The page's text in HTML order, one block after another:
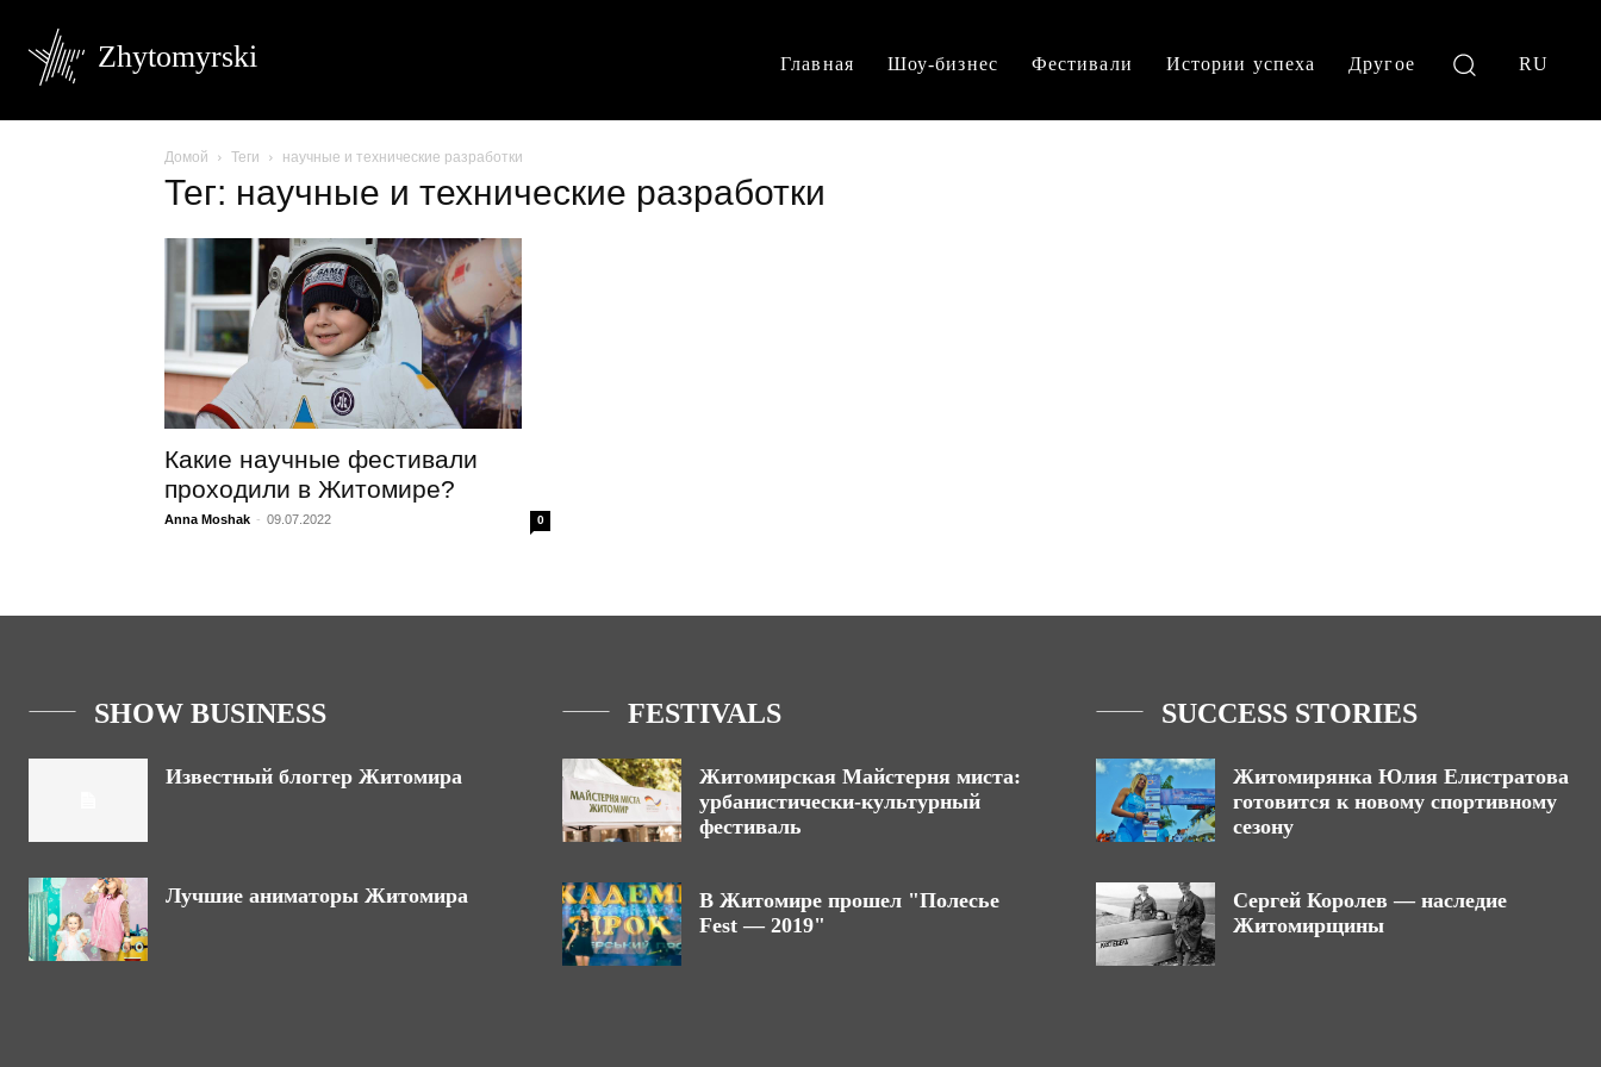
Zhytomyrski Главная Шоу-бизнес Фестивали Истории успеха Другое RU
Домой Теги научные и технические разработки
Тег: научные и технические разработки
Какие научные фестивали
проходили в Житомире?
Anna Moshak - 09.07.2022 0
SHOW BUSINESS
Известный блоггер Житомира
Лучшие аниматоры Житомира
FESTIVALS
Житомирская Майстерня миста:
урбанистически-культурный
фестиваль
В Житомире прошел "Полесье
Fest — 2019"
SUCCESS STORIES
Житомирянка Юлия Елистратова
готовится к новому спортивному
сезону
Сергей Королев — наследие
Житомирщины